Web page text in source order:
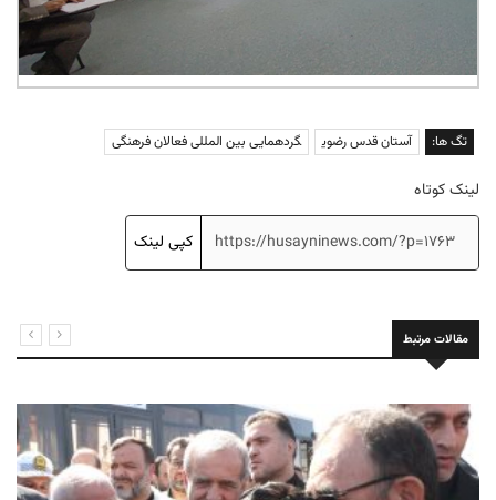
تگ ها: آستان قدس رضوی گردهمایی بین المللی فعالان فرهنگی
لینک کوتاه
کپی لینک
مقالات مرتبط